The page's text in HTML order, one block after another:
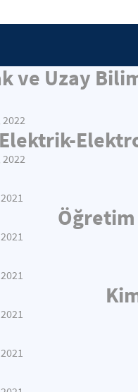
ve Uzay
2022
Elektrik-
2022
Öğretim